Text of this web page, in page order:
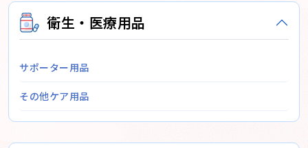
衛生・医療用品
サポーター用品
その他ケア用品